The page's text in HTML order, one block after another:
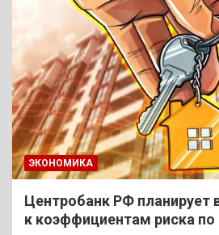
ЭКОНОМИКА
Центробанк РФ планирует
к коэффициентам риска по